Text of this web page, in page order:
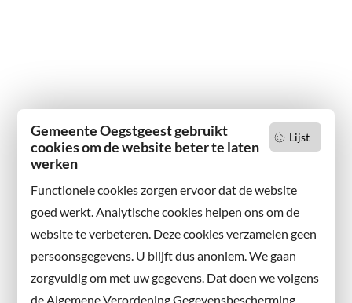
Lijst
Gemeente Oegstgeest gebruikt
cookies om de website beter te laten
werken
Functionele cookies zorgen ervoor dat de website
goed werkt. Analytische cookies helpen ons om de
website te verbeteren. Deze cookies verzamelen geen
persoonsgegevens. U blijft dus anoniem. We gaan
zorgvuldig om met uw gegevens. Dat doen we volgens
de Algemene Verordening Gegevensbescherming